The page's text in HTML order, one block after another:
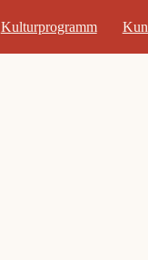
Kulturprogramm